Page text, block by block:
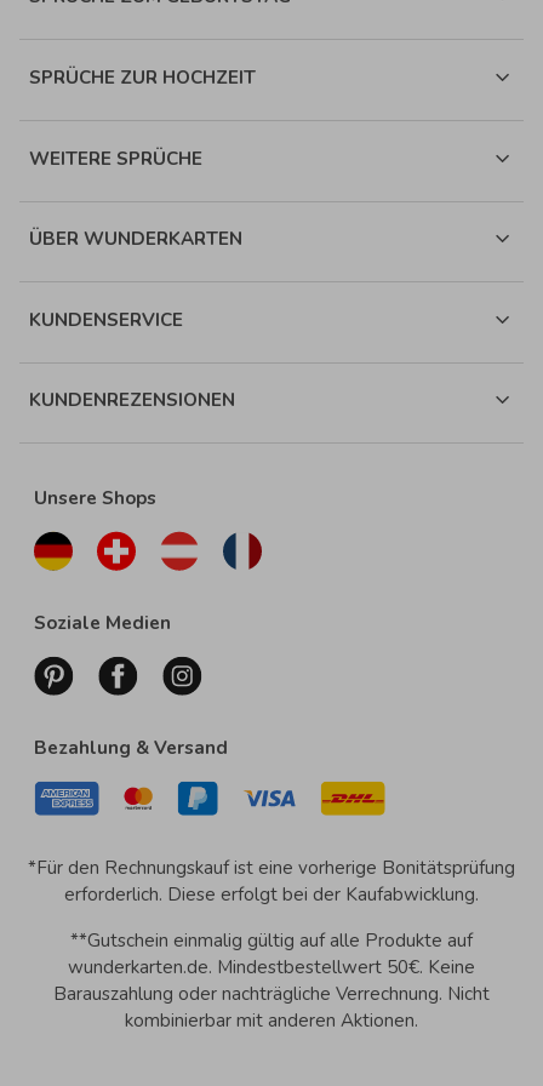
SPRÜCHE ZUR HOCHZEIT
WEITERE SPRÜCHE
ÜBER WUNDERKARTEN
KUNDENSERVICE
KUNDENREZENSIONEN
Unsere Shops
Soziale Medien
Bezahlung & Versand
*Für den Rechnungskauf ist eine vorherige Bonitätsprüfung
erforderlich. Diese erfolgt bei der Kaufabwicklung.
**Gutschein einmalig gültig auf alle Produkte auf
wunderkarten.de. Mindestbestellwert 50€. Keine
Barauszahlung oder nachträgliche Verrechnung. Nicht
kombinierbar mit anderen Aktionen.